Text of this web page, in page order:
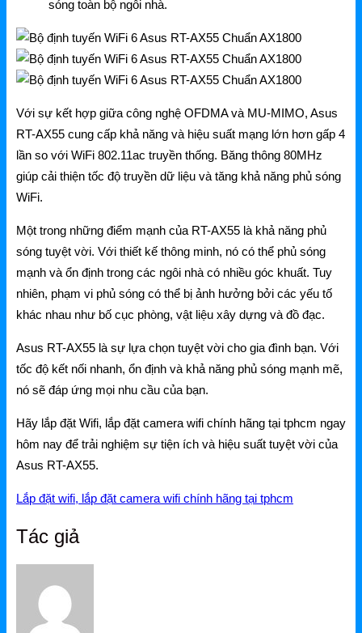
NetMax Router
NetMax Switch
NetMax WiFi
Phụ Kiện NetMax
Huawei
Huawei WiFi 4G/5G
Huawei eKitEngine
Phụ Kiện Huawei
Mercusys
Mercusys Switch
Mercusys 4G
Linksys
sóng toàn bộ ngôi nhà.
Với sự kết hợp giữa công nghệ OFDMA và MU-MIMO, Asus
RT-AX55 cung cấp khả năng và hiệu suất mạng lớn hơn gấp 4
lần so với WiFi 802.11ac truyền thống. Băng thông 80MHz
giúp cải thiện tốc độ truyền dữ liệu và tăng khả năng phủ sóng
WiFi.
Một trong những điểm mạnh của RT-AX55 là khả năng phủ
sóng tuyệt vời. Với thiết kế thông minh, nó có thể phủ sóng
mạnh và ổn định trong các ngôi nhà có nhiều góc khuất. Tuy
nhiên, phạm vi phủ sóng có thể bị ảnh hưởng bởi các yếu tố
khác nhau như bố cục phòng, vật liệu xây dựng và đồ đạc.
Asus RT-AX55 là sự lựa chọn tuyệt vời cho gia đình bạn. Với
tốc độ kết nối nhanh, ổn định và khả năng phủ sóng mạnh mẽ,
nó sẽ đáp ứng mọi nhu cầu của bạn.
Hãy lắp đặt Wifi, lắp đặt camera wifi chính hãng tại tphcm ngay
hôm nay để trải nghiệm sự tiện ích và hiệu suất tuyệt vời của
Asus RT-AX55.
Lắp đặt wifi, lắp đặt camera wifi chính hãng tại tphcm
Tác giả